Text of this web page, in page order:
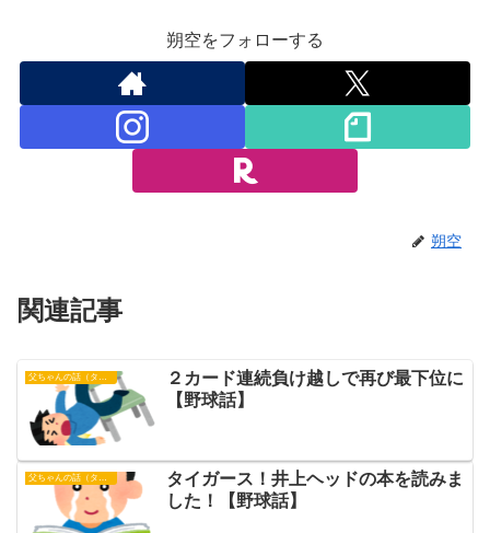
朔空をフォローする
朔空
関連記事
父ちゃんの話（タイガース）
２カード連続負け越しで再び最下位に
【野球話】
タイガース！井上ヘッドの本を読みま
した！【野球話】